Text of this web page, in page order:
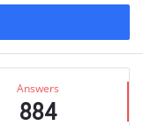
Answers
884